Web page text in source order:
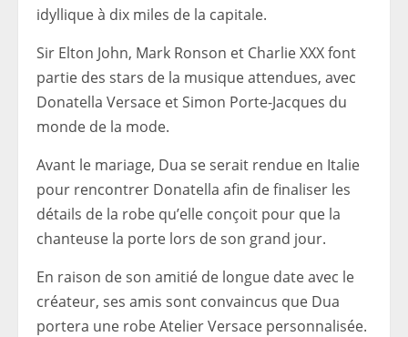
idyllique à dix miles de la capitale.
Sir Elton John, Mark Ronson et Charlie XXX font
partie des stars de la musique attendues, avec
Donatella Versace et Simon Porte-Jacques du
monde de la mode.
Avant le mariage, Dua se serait rendue en Italie
pour rencontrer Donatella afin de finaliser les
détails de la robe qu’elle conçoit pour que la
chanteuse la porte lors de son grand jour.
En raison de son amitié de longue date avec le
créateur, ses amis sont convaincus que Dua
portera une robe Atelier Versace personnalisée.